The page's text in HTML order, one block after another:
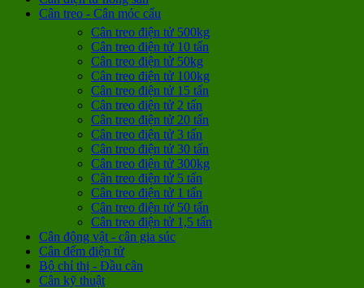
Cân treo - Cân móc cẩu
Cân treo điện tử 500kg
Cân treo điện tử 10 tấn
Cân treo điện tử 50kg
Cân treo điện tử 100kg
Cân treo điện tử 15 tấn
Cân treo điện tử 2 tấn
Cân treo điện tử 20 tấn
Cân treo điện tử 3 tấn
Cân treo điện tử 30 tấn
Cân treo điện tử 300kg
Cân treo điện tử 5 tấn
Cân treo điện tử 1 tấn
Cân treo điện tử 50 tấn
Cân treo điện tử 1,5 tấn
Cân động vật - cân gia súc
Cân đếm điện tử
Bộ chỉ thị - Đầu cân
Cân kỹ thuật